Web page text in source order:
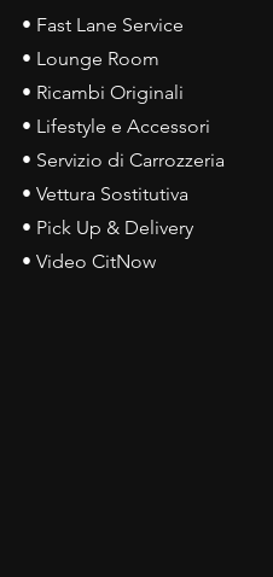
• Fast Lane Service
• Lounge Room
• Ricambi Originali
• Lifestyle e Accessori
• Servizio di Carrozzeria
• Vettura Sostitutiva
• Pick Up & Delivery
• Video CitNow